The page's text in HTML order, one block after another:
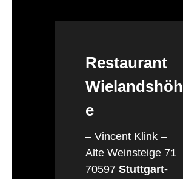
Restaurant
Wielandshöh
e
– Vincent Klink –
Alte Weinsteige 71
70597 Stuttgart-